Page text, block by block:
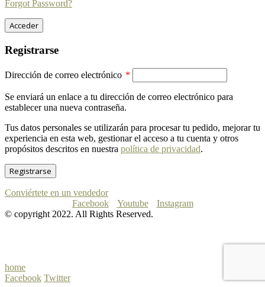
Forgot Password?
Acceder
Registrarse
Dirección de correo electrónico *
Se enviará un enlace a tu dirección de correo electrónico para
establecer una nueva contraseña.
Tus datos personales se utilizarán para procesar tu pedido, mejorar tu
experiencia en esta web, gestionar el acceso a tu cuenta y otros
propósitos descritos en nuestra política de privacidad.
Registrarse
Conviértete en un vendedor
Facebook
Youtube
Instagram
© copyright 2022. All Rights Reserved.
home
Facebook Twitter